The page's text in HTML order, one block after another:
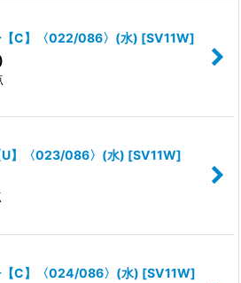
【C】〈022/086〉(水) [SV11W]
U】〈023/086〉(水) [SV11W]
【C】〈024/086〉(水) [SV11W]